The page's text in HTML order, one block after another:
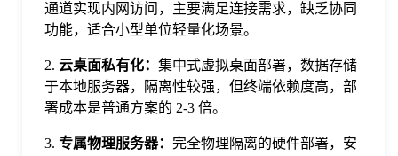
通道实现内网访问，主要满足连接需求，缺乏协同
功能，适合小型单位轻量化场景。
2. 云桌面私有化： 集中式虚拟桌面部署，数据存储
于本地服务器，隔离性较强，但终端依赖度高，部
署成本是普通方案的 2-3 倍。
3. 专属物理服务器： 完全物理隔离的硬件部署，安